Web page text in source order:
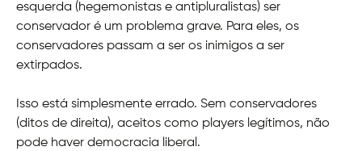
esquerda (hegemonistas e antipluralistas) ser
conservador é um problema grave. Para eles, os
conservadores passam a ser os inimigos a ser
extirpados.
Isso está simplesmente errado. Sem conservadores
(ditos de direita), aceitos como players legítimos, não
pode haver democracia liberal.